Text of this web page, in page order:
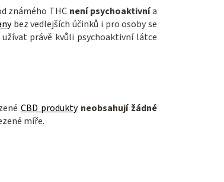
známého THC není psychoaktivnía
bez vedlejších účinků i pro osoby se
právě kvůli psychoaktivní látce
CBD produkty neobsahují žádné
míře.